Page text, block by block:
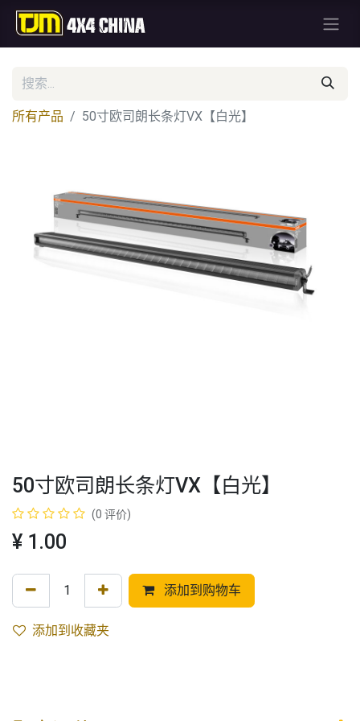
所有产品 50寸欧司朗长条灯VX【白光】
50寸欧司朗长条灯VX【白光】
(0 评价)
¥ 1.00
添加到购物车
添加到收藏夹